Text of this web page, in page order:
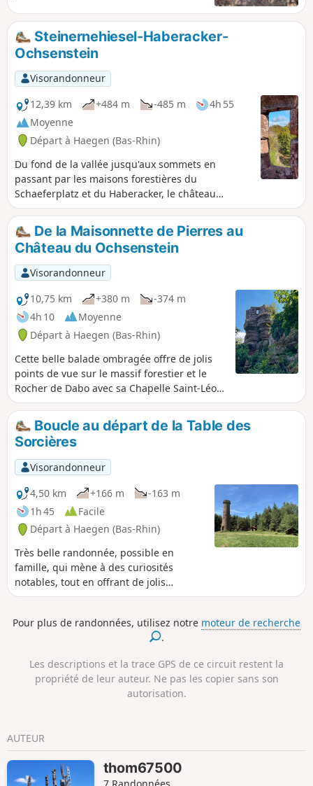
Steinernehiesel-Haberacker-
Ochsenstein
Visorandonneur
12,39 km
+484 m -485 m
4h 55
Moyenne
Départ à Haegen (Bas-Rhin)
Du fond de la vallée jusqu'aux sommets en
passant par les maisons forestières du
Schaeferplatz et du Haberacker, le château
médiéval du Ochsenstein et les barres rocheuses
en grès du Schlossberg et du Krappenfels. Une
belle sortie avec un peu de dénivelé et quelques
kilomètres pour vous faire passer une agréable
journée.
De la Maisonnette de Pierres au
Château du Ochsenstein
Visorandonneur
10,75 km
+380 m
-374 m
4h 10
Moyenne
Départ à Haegen (Bas-Rhin)
Cette belle balade ombragée offre de jolis
points de vue sur le massif forestier et le
Rocher de Dabo avec sa Chapelle Saint-Léon.
Il passe par le Château du Ochsentein, mais
également par quelques curiosités comme
la Fontaine Ottenad-Keller, un mur païen, la
Pierre des Druides et la Fontaine Jean-Louis
Haemmerlin.
Boucle au départ de la Table des
Sorcières
Visorandonneur
4,50 km
+166 m
-163 m
1h 45
Facile
Départ à Haegen (Bas-Rhin)
Très belle randonnée, possible en
famille, qui mène à des curiosités
notables, tout en offrant de jolis
panoramas.
Pour plus de randonnées, utilisez notre moteur de recherche
.
Les descriptions et la trace GPS de ce circuit restent la
propriété de leur auteur. Ne pas les copier sans son
autorisation.
AUTEUR
thom67500
7 Randonnées